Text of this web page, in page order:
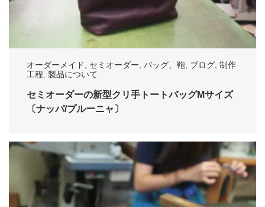
オーダーメイド セミオーダー バッグ、鞄 ブログ 制作
工程 製品について
セミオーダーの新型クリ手トートバッグMサイズ
〔ナッパ/プルーニャ〕